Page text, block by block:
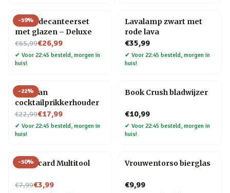
-59%
Globe decanteerset
met glazen – Deluxe
€65,99
Nu voor€26,99
✔ Voor 22:45 besteld, morgen in
huis!
Lavalamp zwart met
rode lava
€35,99
✔ Voor 22:45 besteld, morgen in
huis!
-22%
Pelikaan
cocktailprikkerhouder
€22,99
Nu voor€17,99
✔ Voor 22:45 besteld, morgen in
huis!
Book Crush bladwijzer
€10,99
✔ Voor 22:45 besteld, morgen in
huis!
-50%
Creditcard Multitool
€7,99
Nu voor€3,99
Vrouwentorso bierglas
€9,99